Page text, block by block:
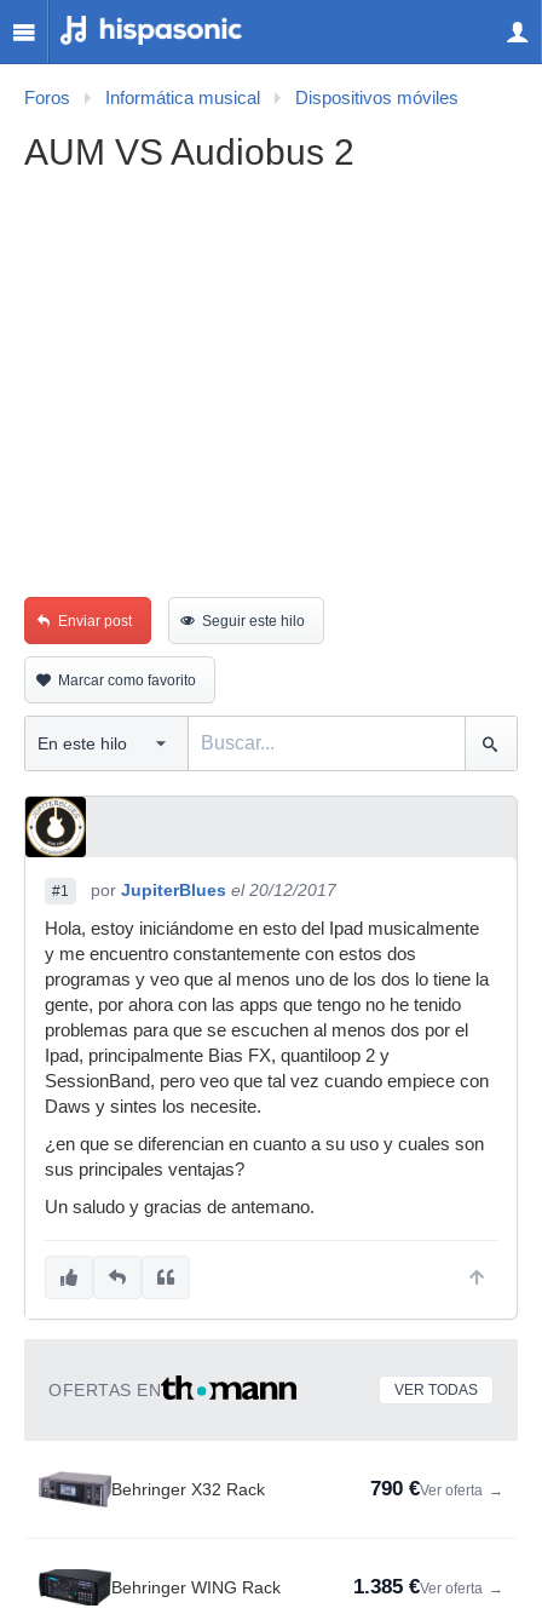
Foros Informática musical Dispositivos móviles
AUM VS Audiobus 2
Enviar post Seguir este hilo
Marcar como favorito
#1 por JupiterBlues el 20/12/2017
Hola, estoy iniciándome en esto del Ipad musicalmente
y me encuentro constantemente con estos dos
programas y veo que al menos uno de los dos lo tiene la
gente, por ahora con las apps que tengo no he tenido
problemas para que se escuchen al menos dos por el
Ipad, principalmente Bias FX, quantiloop 2 y
SessionBand, pero veo que tal vez cuando empiece con
Daws y sintes los necesite.
¿en que se diferencian en cuanto a su uso y cuales son
sus principales ventajas?
Un saludo y gracias de antemano.
OFERTAS EN VER TODAS
Behringer X32 Rack 790 €Ver oferta →
Behringer WING Rack 1.385 €Ver oferta →